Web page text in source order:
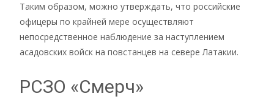
Таким образом, можно утверждать, что российские
офицеры по крайней мере осуществляют
непосредственное наблюдение за наступлением
асадовских войск на повстанцев на севере Латакии.
РСЗО «Смерч»